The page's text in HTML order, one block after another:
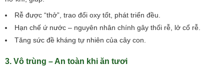
Rễ được “thở”, trao đổi oxy tốt, phát triển đều.
Hạn chế ứ nước – nguyên nhân chính gây thối rễ, lở cổ rễ.
Tăng sức đề kháng tự nhiên của cây con.
3. Vô trùng – An toàn khi ăn tươi